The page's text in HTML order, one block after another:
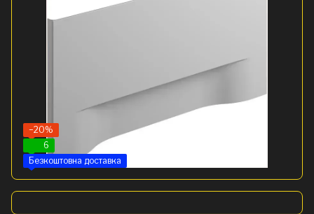
−20%
6
Безкоштовна доставка